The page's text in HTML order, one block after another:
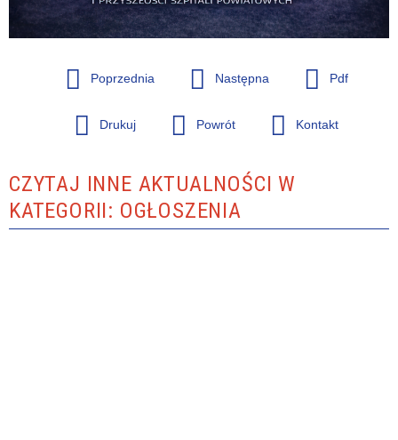
Poprzednia Następna Pdf
Drukuj Powrót Kontakt
CZYTAJ INNE AKTUALNOŚCI W
KATEGORII: OGŁOSZENIA